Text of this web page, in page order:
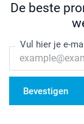
De beste
Vul hier je e-
Bevestigen